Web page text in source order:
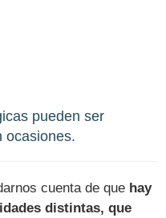
pueden ser
ocasiones.
cuenta de que hay
distintas, que